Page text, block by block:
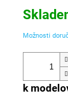
Měrná
cena:
Možnosti
k